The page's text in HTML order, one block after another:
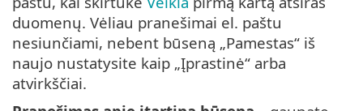
duomenų. Vėliau pranešimai el. paštu
nesiunčiami, nebent būseną „Pamestas“ iš
naujo nustatysite kaip „Įprastinė“ arba
atvirkščiai.